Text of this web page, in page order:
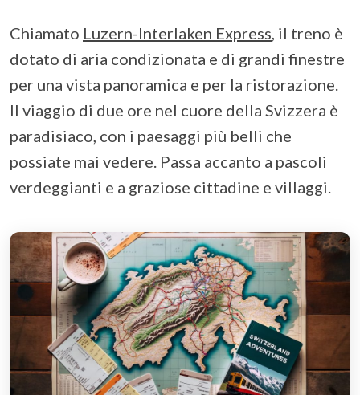
Chiamato Luzern-Interlaken Express, il treno è
dotato di aria condizionata e di grandi finestre
per una vista panoramica e per la ristorazione.
Il viaggio di due ore nel cuore della Svizzera è
paradisiaco, con i paesaggi più belli che
possiate mai vedere. Passa accanto a pascoli
verdeggianti e a graziose cittadine e villaggi.